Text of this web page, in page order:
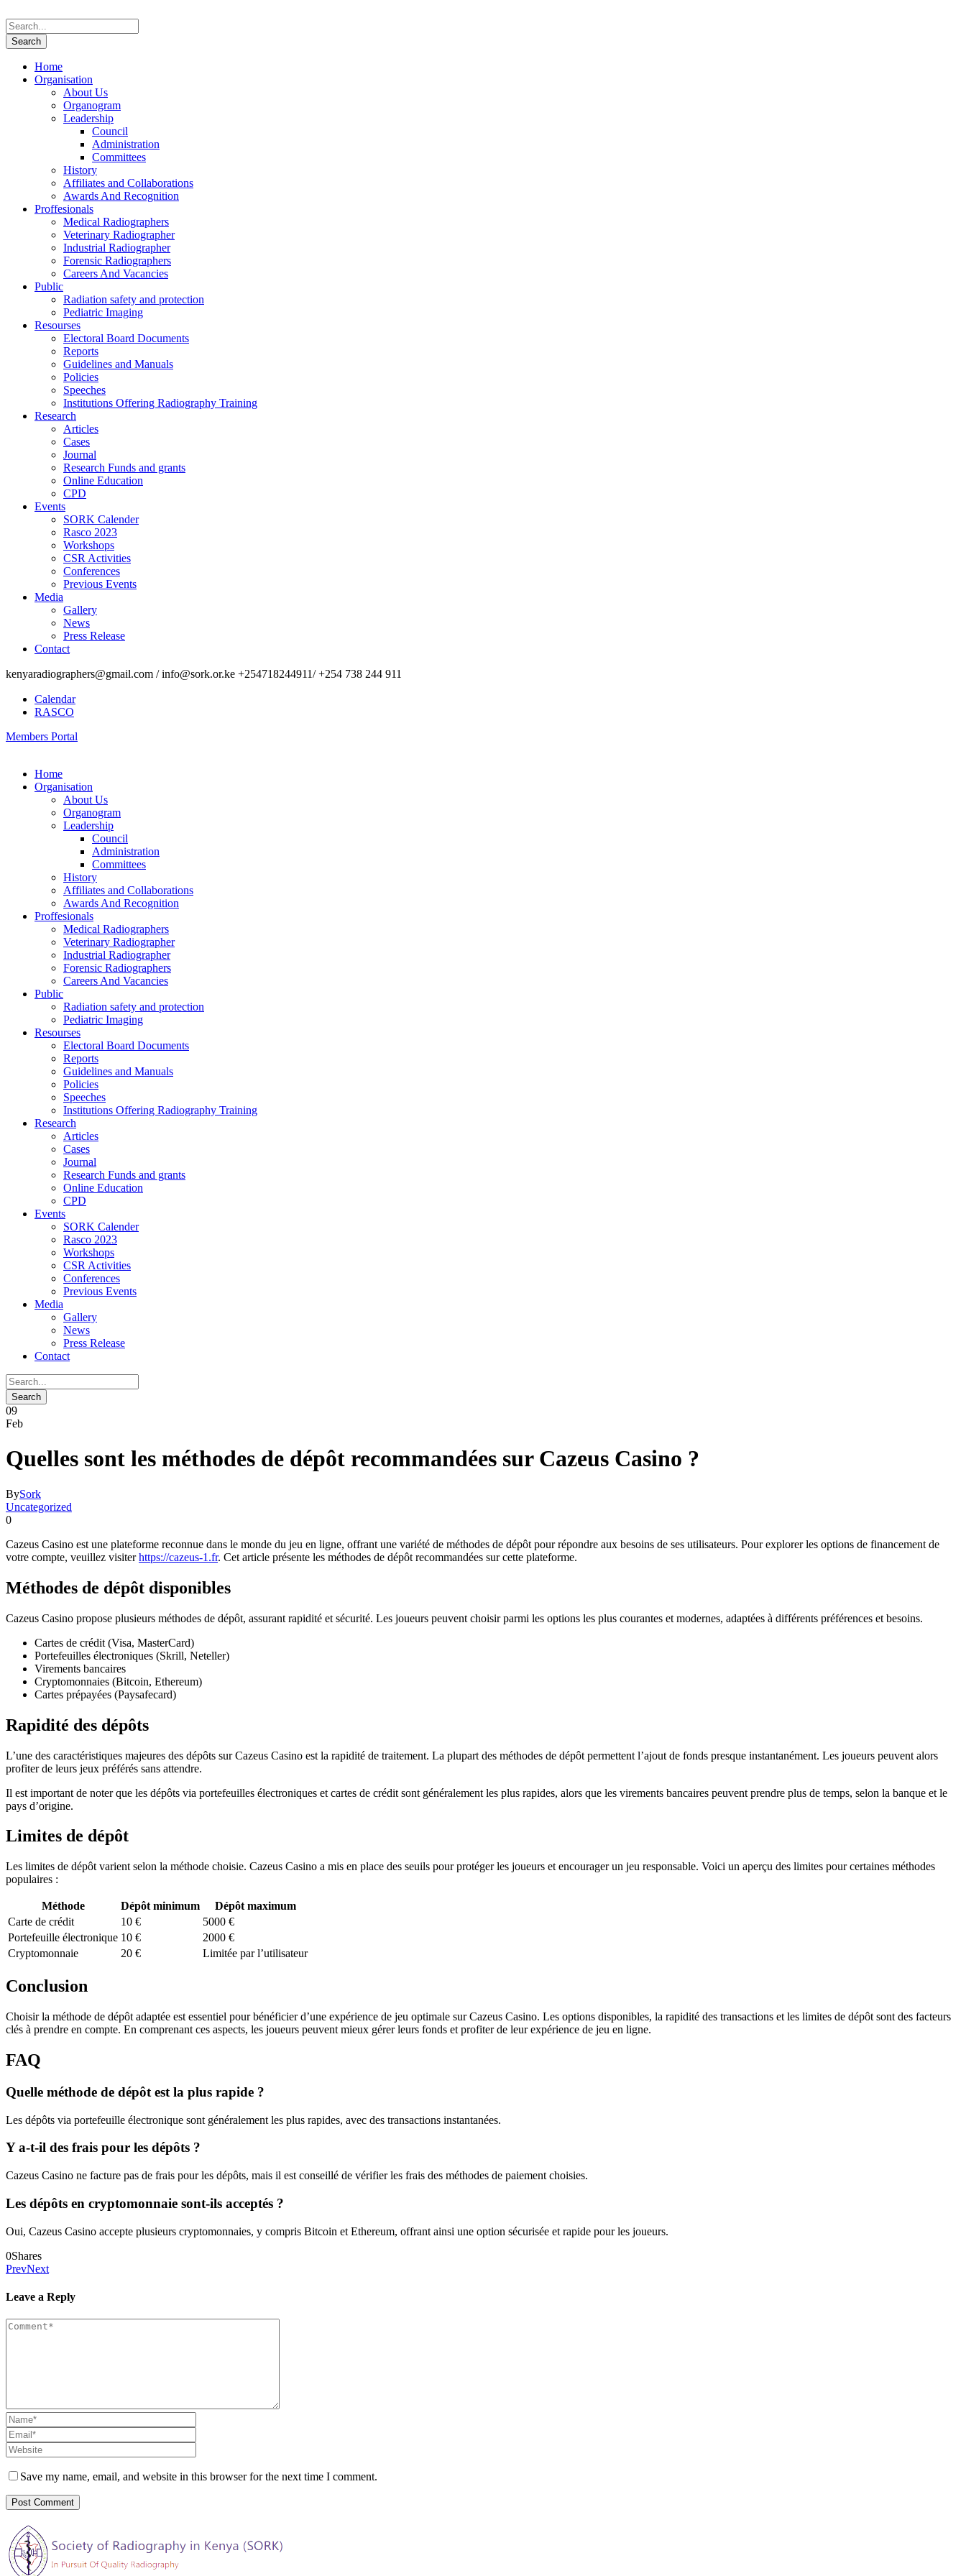
Home
Organisation
About Us
Organogram
Leadership
Council
Administration
Committees
History
Affiliates and Collaborations
Awards And Recognition
Proffesionals
Medical Radiographers
Veterinary Radiographer
Industrial Radiographer
Forensic Radiographers
Careers And Vacancies
Public
Radiation safety and protection
Pediatric Imaging
Resourses
Electoral Board Documents
Reports
Guidelines and Manuals
Policies
Speeches
Institutions Offering Radiography Training
Research
Articles
Cases
Journal
Research Funds and grants
Online Education
CPD
Events
SORK Calender
Rasco 2023
Workshops
CSR Activities
Conferences
Previous Events
Media
Gallery
News
Press Release
Contact
kenyaradiographers@gmail.com / info@sork.or.ke +254718244911/ +254 738 244 911
Calendar
RASCO
Members Portal
Home
Organisation
About Us
Organogram
Leadership
Council
Administration
Committees
History
Affiliates and Collaborations
Awards And Recognition
Proffesionals
Medical Radiographers
Veterinary Radiographer
Industrial Radiographer
Forensic Radiographers
Careers And Vacancies
Public
Radiation safety and protection
Pediatric Imaging
Resourses
Electoral Board Documents
Reports
Guidelines and Manuals
Policies
Speeches
Institutions Offering Radiography Training
Research
Articles
Cases
Journal
Research Funds and grants
Online Education
CPD
Events
SORK Calender
Rasco 2023
Workshops
CSR Activities
Conferences
Previous Events
Media
Gallery
News
Press Release
Contact
09
Feb
Quelles sont les méthodes de dépôt recommandées sur Cazeus Casino ?
BySork
Uncategorized
0
Cazeus Casino est une plateforme reconnue dans le monde du jeu en ligne, offrant une variété de méthodes de dépôt pour répondre aux besoins de ses utilisateurs. Pour explorer les options de financement de
votre compte, veuillez visiterhttps://cazeus-1.fr. Cet article présente les méthodes de dépôt recommandées sur cette plateforme.
Méthodes de dépôt disponibles
Cazeus Casino propose plusieurs méthodes de dépôt, assurant rapidité et sécurité. Les joueurs peuvent choisir parmi les options les plus courantes et modernes, adaptées à différents préférences et besoins.
Cartes de crédit (Visa, MasterCard)
Portefeuilles électroniques (Skrill, Neteller)
Virements bancaires
Cryptomonnaies (Bitcoin, Ethereum)
Cartes prépayées (Paysafecard)
Rapidité des dépôts
L’une des caractéristiques majeures des dépôts sur Cazeus Casino est la rapidité de traitement. La plupart des méthodes de dépôt permettent l’ajout de fonds presque instantanément. Les joueurs peuvent alors
profiter de leurs jeux préférés sans attendre.
Il est important de noter que les dépôts via portefeuilles électroniques et cartes de crédit sont généralement les plus rapides, alors que les virements bancaires peuvent prendre plus de temps, selon la banque et le
pays d’origine.
Limites de dépôt
Les limites de dépôt varient selon la méthode choisie. Cazeus Casino a mis en place des seuils pour protéger les joueurs et encourager un jeu responsable. Voici un aperçu des limites pour certaines méthodes
populaires :
Méthode Dépôt minimum
Dépôt maximum
Carte de crédit
10 €
5000 €
Portefeuille électronique 10 €
2000 €
Cryptomonnaie
20 € Limitée par l’utilisateur
Conclusion
Choisir la méthode de dépôt adaptée est essentiel pour bénéficier d’une expérience de jeu optimale sur Cazeus Casino. Les options disponibles, la rapidité des transactions et les limites de dépôt sont des facteurs
clés à prendre en compte. En comprenant ces aspects, les joueurs peuvent mieux gérer leurs fonds et profiter de leur expérience de jeu en ligne.
FAQ
Quelle méthode de dépôt est la plus rapide ?
Les dépôts via portefeuille électronique sont généralement les plus rapides, avec des transactions instantanées.
Y a-t-il des frais pour les dépôts ?
Cazeus Casino ne facture pas de frais pour les dépôts, mais il est conseillé de vérifier les frais des méthodes de paiement choisies.
Les dépôts en cryptomonnaie sont-ils acceptés ?
Oui, Cazeus Casino accepte plusieurs cryptomonnaies, y compris Bitcoin et Ethereum, offrant ainsi une option sécurisée et rapide pour les joueurs.
0Shares
PrevNext
Leave a Reply
Save my name, email, and website in this browser for the next time I comment.